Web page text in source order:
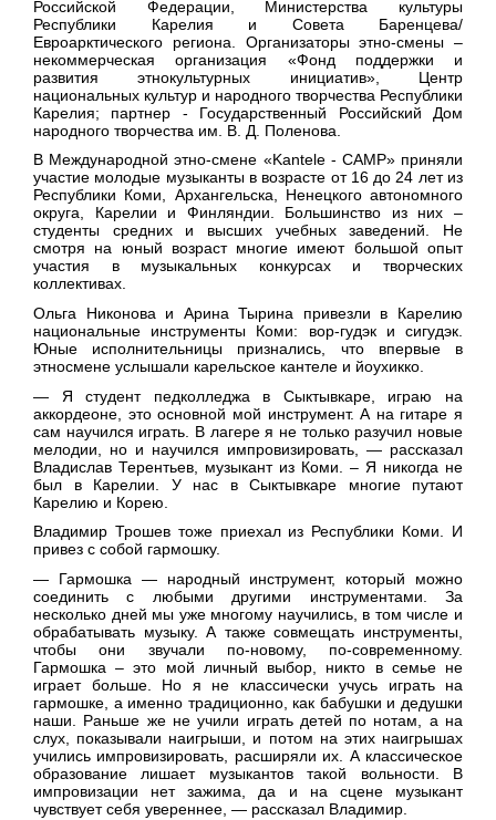
Российской Федерации, Министерства культуры
Республики Карелия и Совета Баренцева/
Евроарктического региона. Организаторы этно-смены –
некоммерческая организация «Фонд поддержки и
развития этнокультурных инициатив», Центр
национальных культур и народного творчества Республики
Карелия; партнер - Государственный Российский Дом
народного творчества им. В. Д. Поленова.
В Международной этно-смене «Kantele - CAMP» приняли
участие молодые музыканты в возрасте от 16 до 24 лет из
Республики Коми, Архангельска, Ненецкого автономного
округа, Карелии и Финляндии. Большинство из них –
студенты средних и высших учебных заведений. Не
смотря на юный возраст многие имеют большой опыт
участия в музыкальных конкурсах и творческих
коллективах.
Ольга Никонова и Арина Тырина привезли в Карелию
национальные инструменты Коми: вор-гудэк и сигудэк.
Юные исполнительницы признались, что впервые в
этносмене услышали карельское кантеле и йоухикко.
— Я студент педколледжа в Сыктывкаре, играю на
аккордеоне, это основной мой инструмент. А на гитаре я
сам научился играть. В лагере я не только разучил новые
мелодии, но и научился импровизировать, — рассказал
Владислав Терентьев, музыкант из Коми. – Я никогда не
был в Карелии. У нас в Сыктывкаре многие путают
Карелию и Корею.
Владимир Трошев тоже приехал из Республики Коми. И
привез с собой гармошку.
— Гармошка — народный инструмент, который можно
соединить с любыми другими инструментами. За
несколько дней мы уже многому научились, в том числе и
обрабатывать музыку. А также совмещать инструменты,
чтобы они звучали по-новому, по-современному.
Гармошка – это мой личный выбор, никто в семье не
играет больше. Но я не классически учусь играть на
гармошке, а именно традиционно, как бабушки и дедушки
наши. Раньше же не учили играть детей по нотам, а на
слух, показывали наигрыши, и потом на этих наигрышах
учились импровизировать, расширяли их. А классическое
образование лишает музыкантов такой вольности. В
импровизации нет зажима, да и на сцене музыкант
чувствует себя увереннее, — рассказал Владимир.